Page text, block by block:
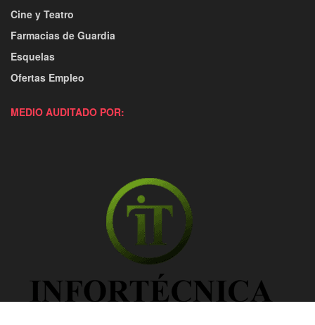
Cine y Teatro
Farmacias de Guardia
Esquelas
Ofertas Empleo
MEDIO AUDITADO POR: